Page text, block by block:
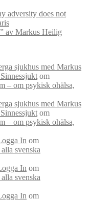
adversity does not
av Markus Heilig
sjukhus med Markus
om
– om psykisk ohälsa,
sjukhus med Markus
om
– om psykisk ohälsa,
In om
svenska
In om
svenska
In om